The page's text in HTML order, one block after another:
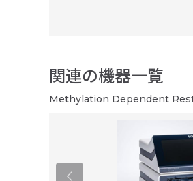
関連の機器一覧
Methylation Dependent